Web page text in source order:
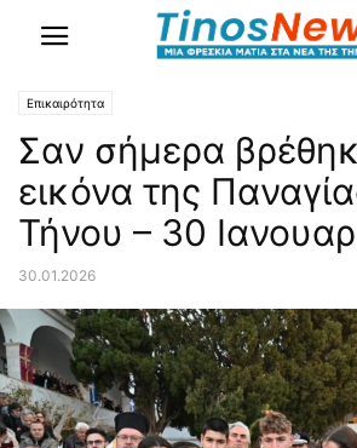
Επικαιρότητα
Σαν σήμερα
εικόνα της
Τήνου – 30
30.01.2026